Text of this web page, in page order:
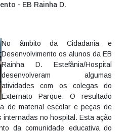
- EB Rainha D.
No âmbito da Cidadania e
Desenvolvimento os alunos da EB
Rainha D. Estefânia/Hospital
desenvolveram algumas
atividades com os colegas do
Externato Parque. O resultado
de material escolar e peças de
no hospital. Esta ação
da comunidade educativa do